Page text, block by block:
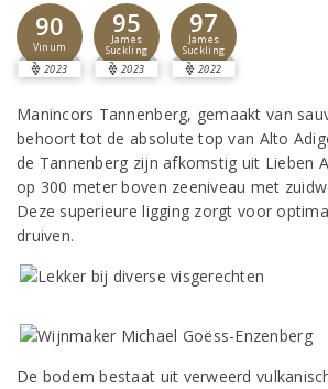
90
Vinum
2023
95
James
Suckling
2023
97
James
Suckling
2022
Manincors Tannenberg, gemaakt van
behoort tot de absolute top van Alto
de Tannenberg zijn afkomstig uit Lieben
op 300 meter boven zeeniveau met
Deze superieure ligging zorgt voor
druiven.
De bodem bestaat uit verweerd